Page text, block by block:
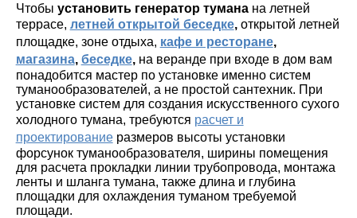
Чтобы установить генератор тумана на летней
террасе, летней открытой беседке, открытой летней
площадке, зоне отдыха, кафе и ресторане,
магазина, беседке, на веранде при входе в дом вам
понадобится мастер по установке именно систем
туманообразователей, а не простой сантехник. При
установке систем для создания искусственного сухого
холодного тумана, требуются расчет и
проектированиеразмеров высоты установки
форсунок туманообразователя, ширины помещения
для расчета прокладки линии трубопровода, монтажа
ленты и шланга тумана, также длина и глубина
площадки для охлаждения туманом требуемой
площади.